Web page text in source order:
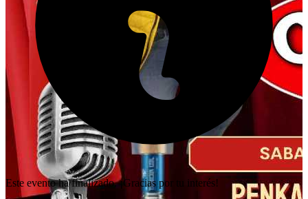
Este evento ha finalizado. ¡Gracias por tu interés!